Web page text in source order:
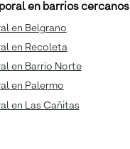
en barrios cercanos
en Belgrano
en Recoleta
en Barrio Norte
en Palermo
en Las Cañitas